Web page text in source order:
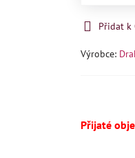
Přidat k
Výrobce:
Přijaté